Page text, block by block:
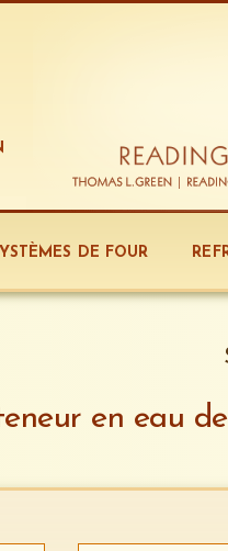
DE FOUR
en eau